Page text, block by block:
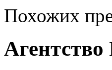
Похожих